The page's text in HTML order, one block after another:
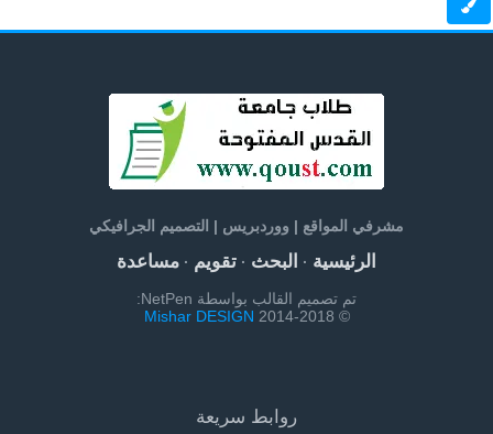
مشرفي المواقع | ووردبريس | التصميم الجرافيكي
الرئيسية· البحث· تقويم· مساعدة
تم تصميم القالب بواسطة NetPen:
© 2014-2018
Mishar DESIGN
روابط سريعة